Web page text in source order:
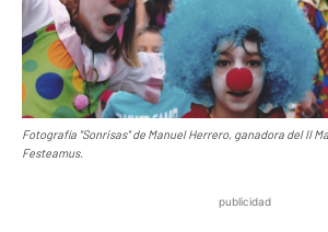
Fotografía "Sonrisas" de Manuel Herrero, ganadora del II
Festeamus.
publicidad